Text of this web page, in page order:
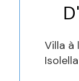
Villa à
Isolella